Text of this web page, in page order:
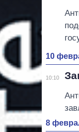
10
10:10
8